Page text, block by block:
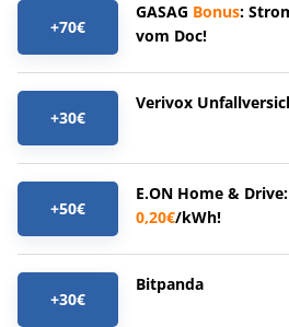
+70€
GASAG Bonus:
vom Doc!
+30€
Verivox
+50€
E.ON Home &
0,20€/kWh!
+30€
Bitpanda